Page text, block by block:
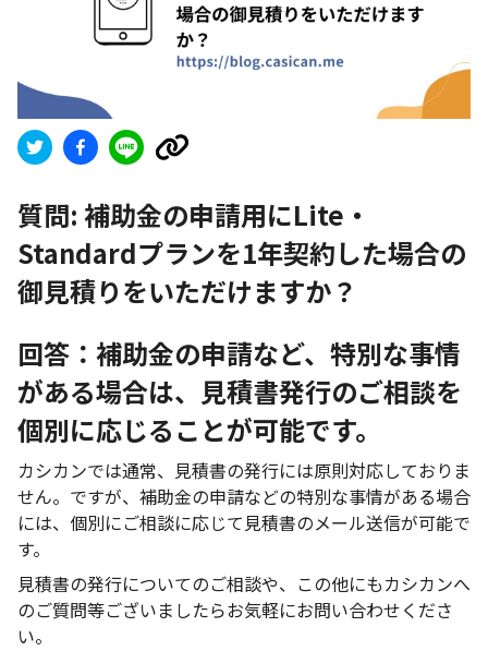
質問: 補助金の申請用にLite・
Standardプランを1年契約した場合の
御見積りをいただけますか？
回答：補助金の申請など、特別な事情
がある場合は、見積書発行のご相談を
個別に応じることが可能です。
カシカンでは通常、見積書の発行には原則対応しておりま
せん。ですが、補助金の申請などの特別な事情がある場合
には、個別にご相談に応じて見積書のメール送信が可能で
す。
見積書の発行についてのご相談や、この他にもカシカンへ
のご質問等ございましたらお気軽にお問い合わせくださ
い。